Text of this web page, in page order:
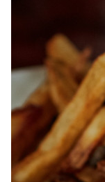
À PROPOS EMPLOIS
TRAITEUR
DONNER VOTRE